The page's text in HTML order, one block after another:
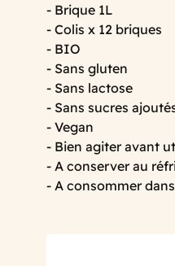
- Brique 1L
- Colis x 12 briques
- BIO
- Sans gluten
- Sans lactose
- Sans sucres
- Vegan
- Bien agiter avant
- A conserver au
- A consommer